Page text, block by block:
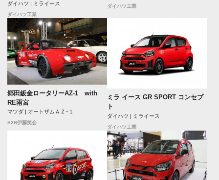
ダイハツ | ミライース
ダイハツ工業
ダイハツ工業
郷田鈑金ロータリーAZ-1 with
RE雨宮
マツダ | オートザムＡＺ−１
S2R伊藤笑会
ミラ イース GR SPORT コンセプ
ト
ダイハツ | ミライース
ダイハツ工業